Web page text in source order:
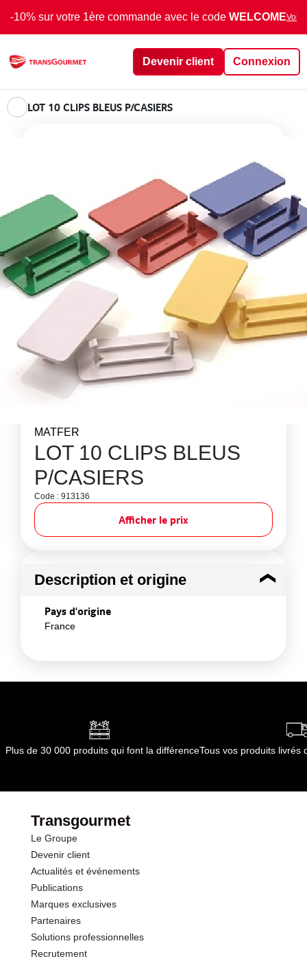
-10% sur votre 1ère commande avec le code WELCOMEVoir
Devenir client Connexion
LOT 10 CLIPS BLEUS P/CASIERS
MATFER
LOT 10 CLIPS BLEUS
P/CASIERS
Code : 913136
Afficher le prix
Description et origine
Pays d'origine
France
Plus de 30 000 produits qui font la différenceTous vos produits livrés
Transgourmet
Le Groupe
Devenir client
Actualités et événements
Publications
Marques exclusives
Partenaires
Solutions professionnelles
Recrutement